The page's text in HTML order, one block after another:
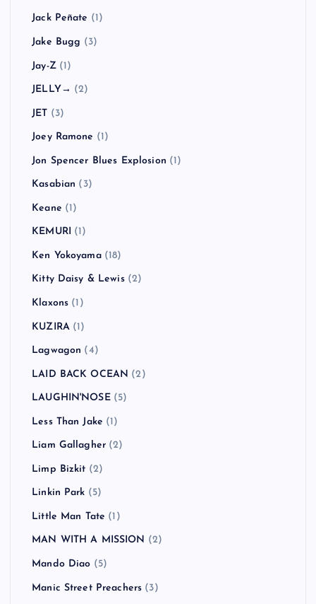
Jack Peñate (1)
Jake Bugg (3)
Jay-Z(1)
JELLY→ (2)
JET (3)
Joey Ramone (1)
Jon Spencer Blues Explosion (1)
Kasabian (3)
Keane (1)
KEMURI (1)
Ken Yokoyama(18)
Kitty Daisy & Lewis(2)
Klaxons (1)
KUZIRA(1)
Lagwagon (4)
LAID BACK OCEAN (2)
LAUGHIN'NOSE(5)
Less Than Jake (1)
Liam Gallagher (2)
Limp Bizkit (2)
Linkin Park (5)
Little Man Tate (1)
MAN WITH A MISSION (2)
Mando Diao (5)
Manic Street Preachers (3)